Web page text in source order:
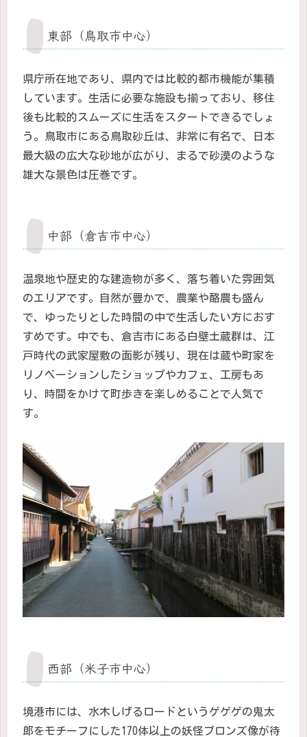
東部（鳥取市中心）
県庁所在地であり、県内では比較的都市機能が集積
しています。生活に必要な施設も揃っており、移住
後も比較的スムーズに生活をスタートできるでしょ
う。鳥取市にある鳥取砂丘は、非常に有名で、日本
最大級の広大な砂地が広がり、まるで砂漠のような
雄大な景色は圧巻です。
中部（倉吉市中心）
温泉地や歴史的な建造物が多く、落ち着いた雰囲気
のエリアです。自然が豊かで、農業や酪農も盛ん
で、ゆったりとした時間の中で生活したい方におす
すめです。中でも、倉吉市にある白壁土蔵群は、江
戸時代の武家屋敷の面影が残り、現在は蔵や町家を
リノベーションしたショップやカフェ、工房もあ
り、時間をかけて町歩きを楽しめることで人気で
す。
西部（米子市中心）
境港市には、水木しげるロードというゲゲゲの鬼太
郎をモチーフにした170体以上の妖怪ブロンズ像が待